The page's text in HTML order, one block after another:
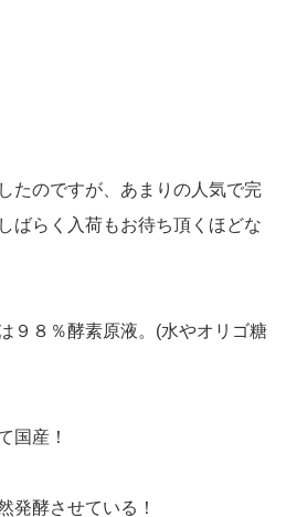
たのですが、あまりの人気で完
ばらく入荷もお待ち頂くほどな
９８％酵素原液。(水やオリゴ糖
国産！
発酵させている！